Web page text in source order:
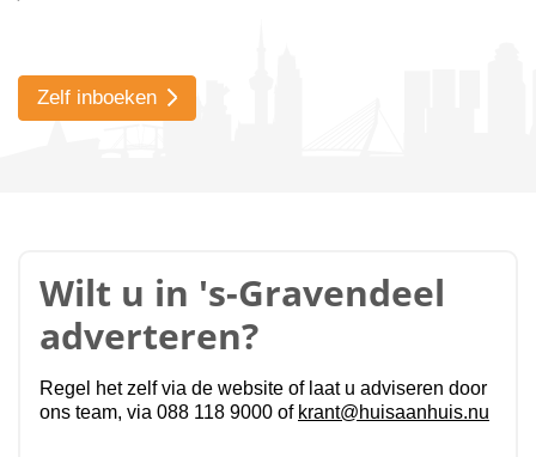
Zelf inboeken
Wilt u in 's-Gravendeel
adverteren?
Regel het zelf via de website of laat u adviseren door
ons team, via 088 118 9000 of krant@huisaanhuis.nu